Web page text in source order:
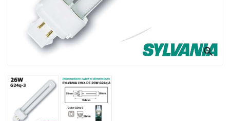
ECLAIRAGES
SOLAIRES
SODIUM
FLUORESCENTS
